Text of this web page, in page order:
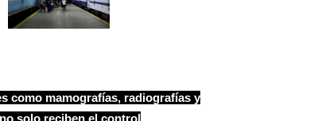
como mamografías, radiografías y